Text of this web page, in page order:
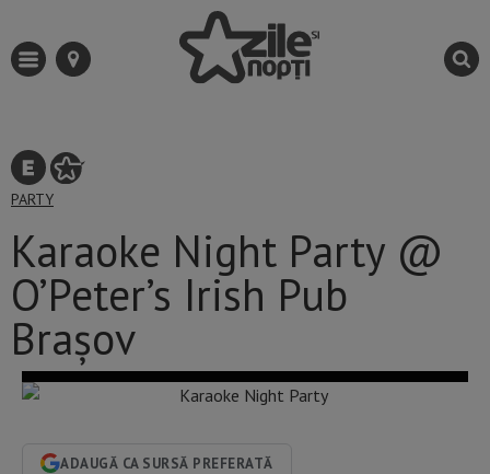
PARTY
Karaoke Night Party @
O’Peter’s Irish Pub
Brașov
ADAUGĂ CA SURSĂ PREFERATĂ